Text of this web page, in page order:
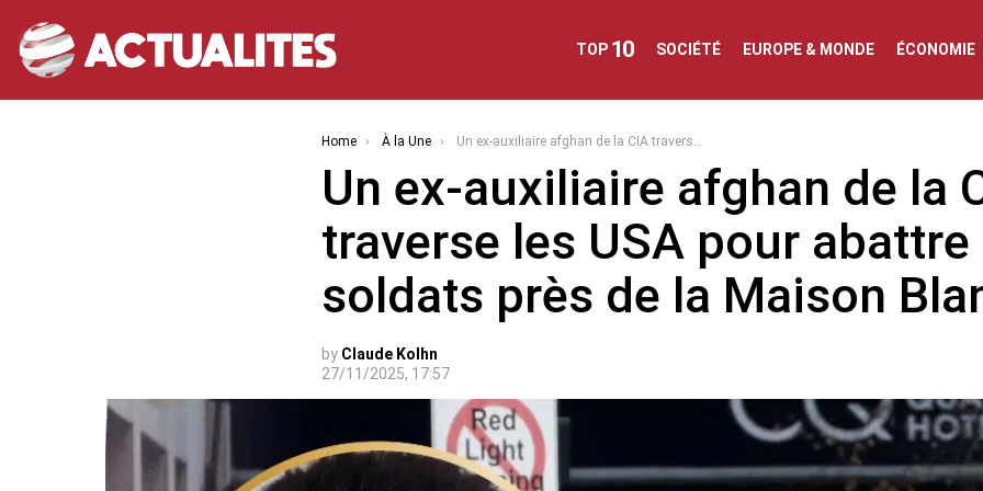
TOP 10 SOCIÉTÉ EUROPE & MONDE ÉCONOMIE
You are here:
Home À la Une Un ex-auxiliaire afghan de la CIA traverse les USA pour abattre des soldats près de la Maison Blanche
Un ex-auxiliaire afghan de la
traverse les USA pour abattre
soldats près de la Maison
by Claude Kolhn
27/11/2025, 17:57